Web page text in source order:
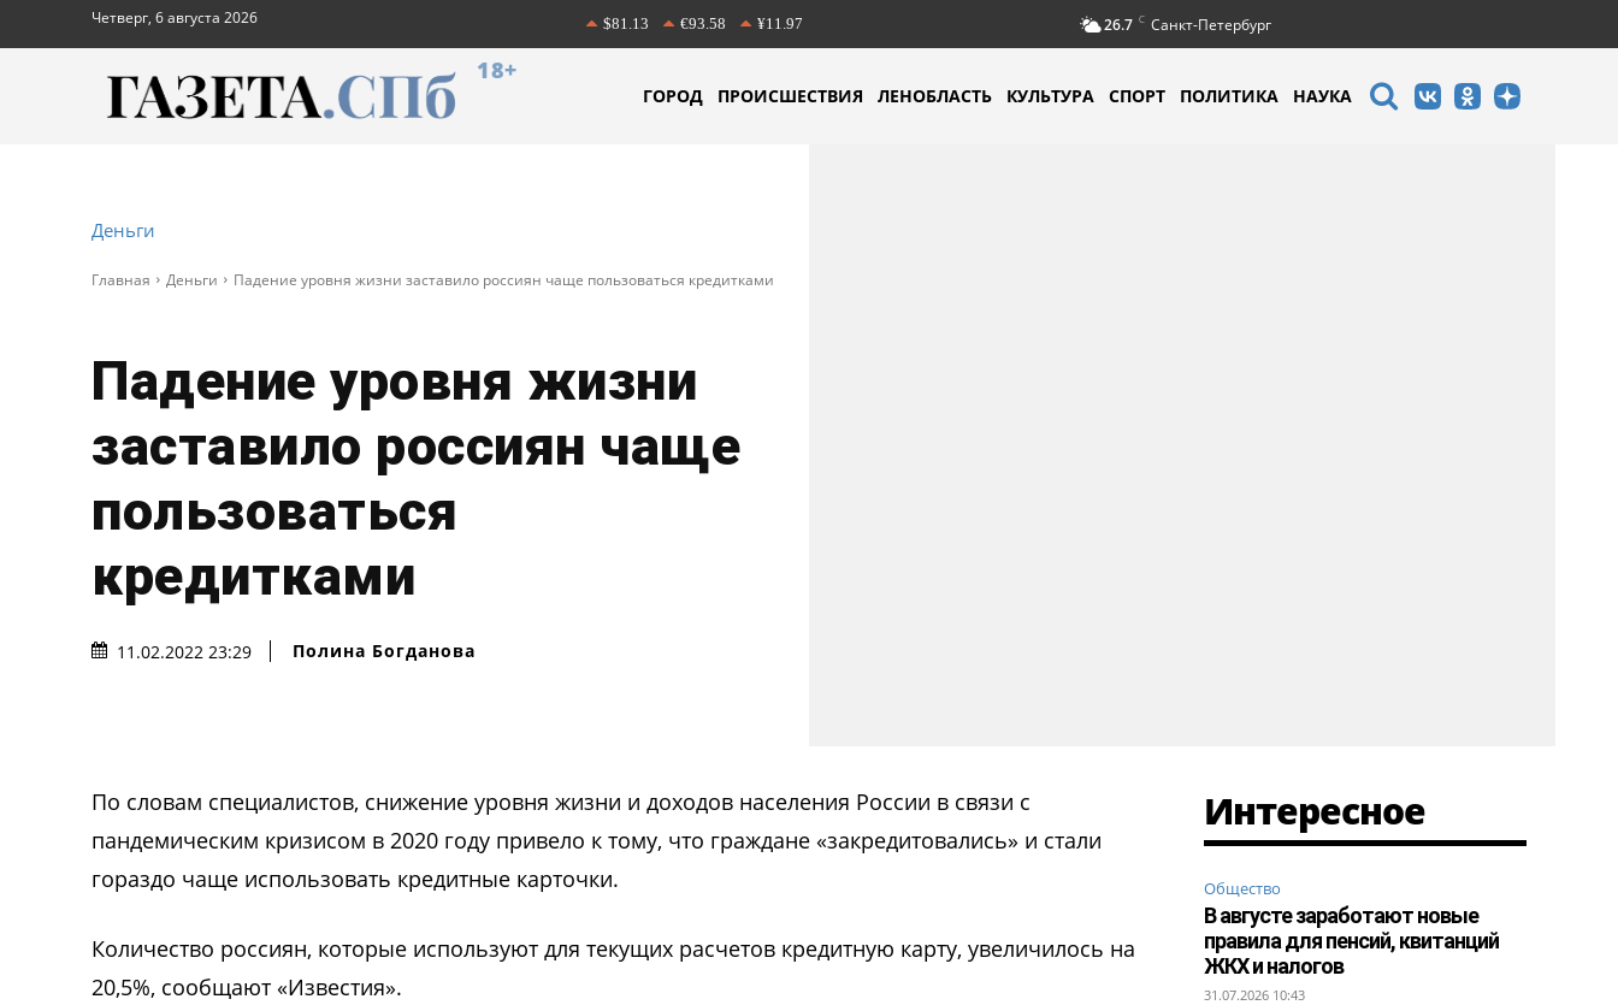
Четверг, 6 августа 2026 $81.13 €93.58 ¥11.97 26.7 C Санкт-Петербург
18+
ГОРОД ПРОИСШЕСТВИЯ ЛЕНОБЛАСТЬ КУЛЬТУРА СПОРТ ПОЛИТИКА НАУКА
Деньги
Главная Деньги Падение уровня жизни заставило россиян чаще пользоваться кредитками
Падение уровня жизни
заставило россиян чаще
пользоваться
кредитками
11.02.2022 23:29 Полина Богданова
По словам специалистов, снижение уровня жизни и доходов населения России в связи с
пандемическим кризисом в 2020 году привело к тому, что граждане «закредитовались» и стали
гораздо чаще использовать кредитные карточки.
Количество россиян, которые используют для текущих расчетов кредитную карту, увеличилось на
20,5%, сообщают «Известия».
Интересное
Общество
В августе заработают новые
правила для пенсий, квитанций
ЖКХ и налогов
31.07.2026 10:43